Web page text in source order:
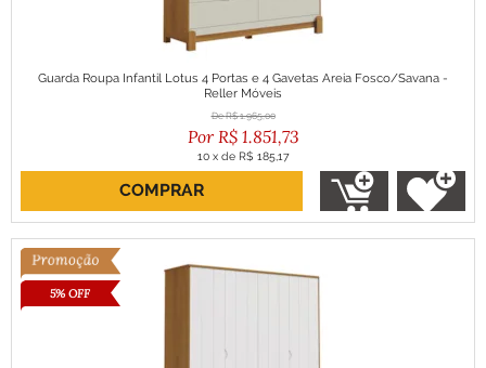
Guarda Roupa Infantil Lotus 4 Portas e 4 Gavetas Areia Fosco/Savana -
Reller Móveis
R$ 1.965,00
R$ 1.851,73
10 x de R$ 185,17
ou R$ 1.666,56 no boleto
COMPRAR
5% OFF